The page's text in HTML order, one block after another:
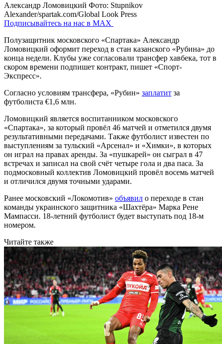
Александр Ломовицкий Фото: Stupnikov
Alexander/spartak.com/Global Look Press
Подписывайтесь на нас в MAX
Полузащитник московского «Спартака» Александр
Ломовицкий оформит переход в стан казанского «Рубина» до
конца недели. Клубы уже согласовали трансфер хавбека, тот в
скором времени подпишет контракт, пишет «Спорт-
Экспресс».
Согласно условиям трансфера, «Рубин» заплатит за
футболиста €1,6 млн.
Ломовицкий является воспитанником московского
«Спартака», за который провёл 46 матчей и отметился двумя
результативными передачами. Также футболист известен по
выступлениям за тульский «Арсенал» и «Химки», в которых
он играл на правах аренды. За «пушкарей» он сыграл в 47
встречах и записал на свой счёт четыре гола и два паса. За
подмосковный коллектив Ломовицкий провёл восемь матчей
и отличился двумя точными ударами.
Ранее московский «Локомотив» объявил о переходе в стан
команды украинского защитника «Шахтёра» Марка Рене
Мампасси. 18-летний футболист будет выступать под 18-м
номером.
Читайте также